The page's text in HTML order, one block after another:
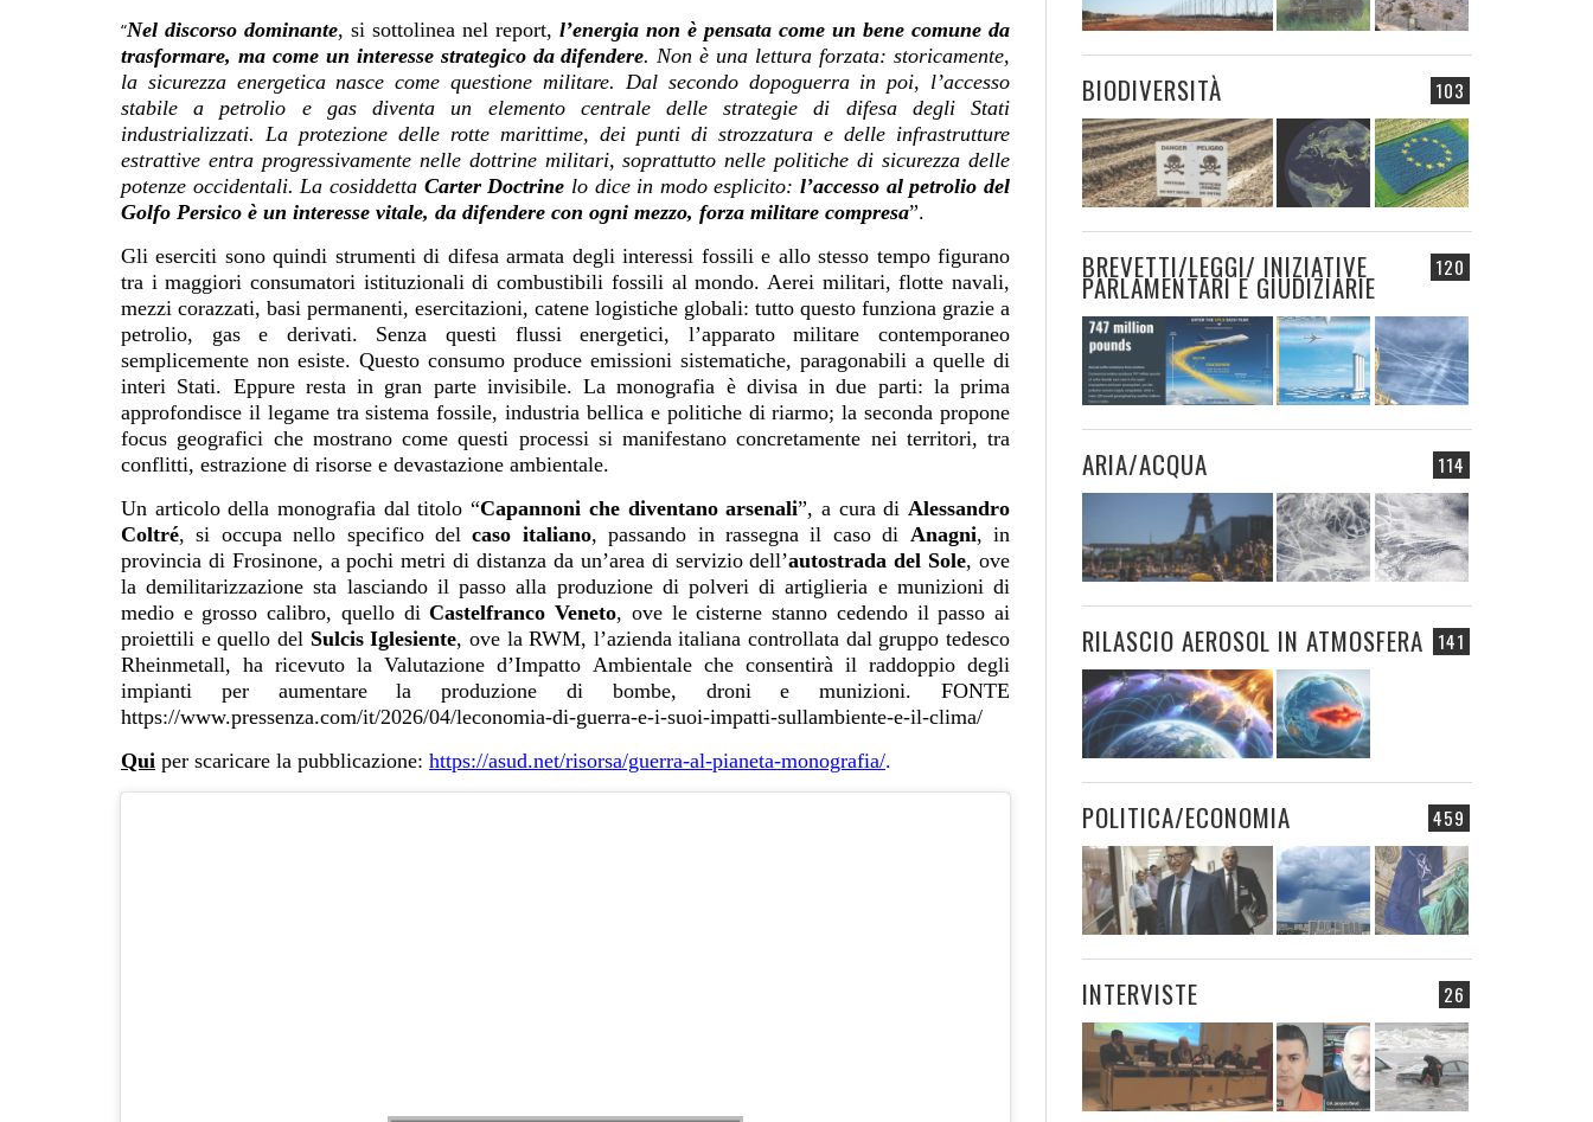
“Nel discorso dominante, si sottolinea nel report, l’energia non è pensata come un bene comune da
trasformare, ma come un interesse strategico da difendere. Non è una lettura forzata: storicamente,
la sicurezza energetica nasce come questione militare. Dal secondo dopoguerra in poi, l’accesso
stabile a petrolio e gas diventa un elemento centrale delle strategie di difesa degli Stati
industrializzati. La protezione delle rotte marittime, dei punti di strozzatura e delle infrastrutture
estrattive entra progressivamente nelle dottrine militari, soprattutto nelle politiche di sicurezza delle
potenze occidentali. La cosiddetta Carter Doctrine lo dice in modo esplicito:l’accesso al petrolio del
Golfo Persico è un interesse vitale, da difendere con ogni mezzo, forza militare compresa”.
Gli eserciti sono quindi strumenti di difesa armata degli interessi fossili e allo stesso tempo figurano
tra i maggiori consumatori istituzionali di combustibili fossili al mondo. Aerei militari, flotte navali,
mezzi corazzati, basi permanenti, esercitazioni, catene logistiche globali: tutto questo funziona grazie a
petrolio, gas e derivati. Senza questi flussi energetici, l’apparato militare contemporaneo
semplicemente non esiste. Questo consumo produce emissioni sistematiche, paragonabili a quelle di
interi Stati. Eppure resta in gran parte invisibile. La monografia è divisa in due parti: la prima
approfondisce il legame tra sistema fossile, industria bellica e politiche di riarmo; la seconda propone
focus geografici che mostrano come questi processi si manifestano concretamente nei territori, tra
conflitti, estrazione di risorse e devastazione ambientale.
Un articolo della monografia dal titolo “Capannoni che diventano arsenali”, a cura diAlessandro
Coltré, si occupa nello specifico delcaso italiano, passando in rassegna il caso di Anagni, in
provincia di Frosinone, a pochi metri di distanza da un’area di servizio dell’autostrada del Sole, ove
la demilitarizzazione sta lasciando il passo alla produzione di polveri di artiglieria e munizioni di
medio e grosso calibro, quello diCastelfranco Veneto, ove le cisterne stanno cedendo il passo ai
proiettili e quello del Sulcis Iglesiente, ove la RWM, l’azienda italiana controllata dal gruppo tedesco
Rheinmetall, ha ricevuto la Valutazione d’Impatto Ambientale che consentirà il raddoppio degli
impianti per aumentare la produzione di bombe, droni e munizioni. FONTE
https://www.pressenza.com/it/2026/04/leconomia-di-guerra-e-i-suoi-impatti-sullambiente-e-il-clima/
Qui per scaricare la pubblicazione: https://asud.net/risorsa/guerra-al-pianeta-monografia/.
103
BIODIVERSITÀ
120
BREVETTI/LEGGI/ INIZIATIVE
PARLAMENTARI E GIUDIZIARIE
114
ARIA/ACQUA
141
RILASCIO AEROSOL IN ATMOSFERA
459
POLITICA/ECONOMIA
26
INTERVISTE